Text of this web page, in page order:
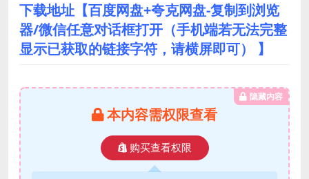
下载地址【百度网盘+夸克网盘-复制到浏览
器/微信任意对话框打开（手机端若无法完整
显示已获取的链接字符，请横屏即可） 】
隐藏内容
本内容需权限查看
购买查看权限